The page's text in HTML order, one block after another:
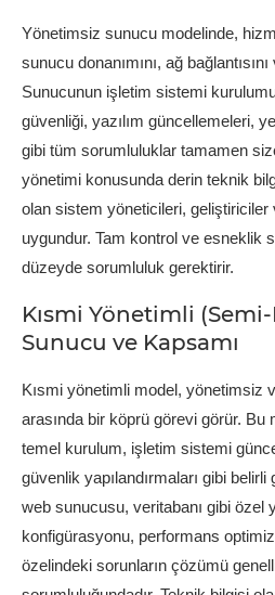
Yönetimsiz sunucu modelinde,
sunucu donanımını, ağ
Sunucunun işletim sistemi
güvenliği, yazılım güncellemeleri,
gibi tüm sorumluluklar tamamen
yönetimi konusunda derin teknik
olan sistem yöneticileri,
uygundur. Tam kontrol ve esneklik
düzeyde sorumluluk gerektirir.
Kısmi Yönetimli
Sunucu ve Kapsamı
Kısmi yönetimli model, yönetimsiz
arasında bir köprü görevi görür. Bu
temel kurulum, işletim sistemi
güvenlik yapılandırmaları gibi
web sunucusu, veritabanı gibi özel
konfigürasyonu, performans
özelindeki sorunların çözümü